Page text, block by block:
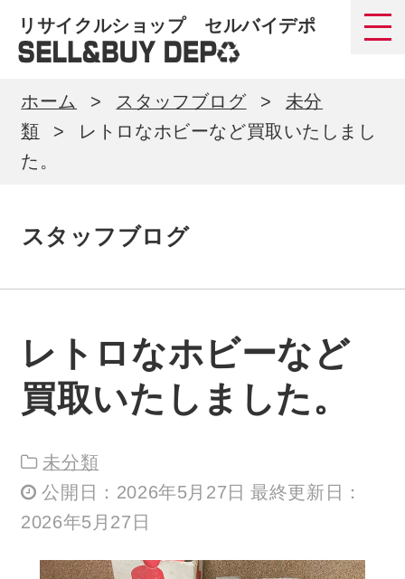
リサイクルショップ セルバイデポ
ホーム スタッフブログ
未分
類
レトロなホビーなど買取いたしまし
た。
スタッフブログ
レトロなホビーなど
買取いたしました。
未分類
公開日：2026年5月27日 最終更新日：
2026年5月27日